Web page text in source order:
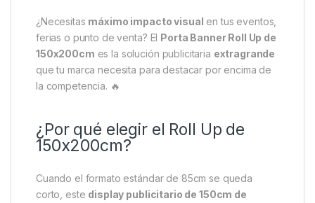
¿Necesitas máximo impacto visual en tus eventos,
ferias o punto de venta? El Porta Banner Roll Up de
150x200cm es la solución publicitaria extragrande
que tu marca necesita para destacar por encima de
la competencia. 🔥
¿Por qué elegir el Roll Up de
150x200cm?
Cuando el formato estándar de 85cm se queda
corto, este display publicitario de 150cm de